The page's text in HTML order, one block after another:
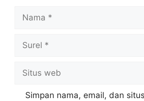
Nama
Surel
Situs
web
Simpan nama, email, dan